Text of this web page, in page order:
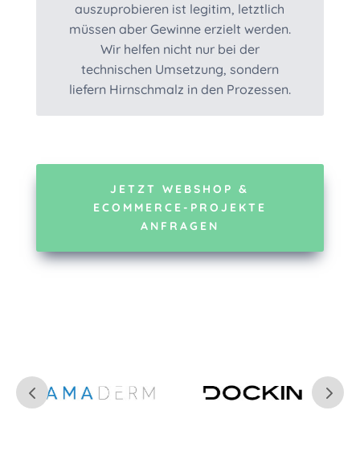
auszuprobieren ist legitim, letztlich
müssen aber Gewinne erzielt werden.
Wir helfen nicht nur bei der
technischen Umsetzung, sondern
liefern Hirnschmalz in den Prozessen.
JETZT WEBSHOP &
ECOMMERCE-PROJEKTE
ANFRAGEN